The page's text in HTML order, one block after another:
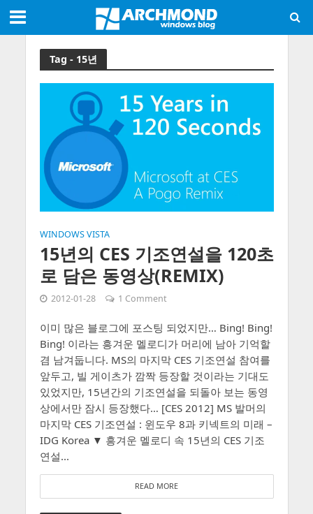
Tag - 15년
WINDOWS VISTA
15년의 CES 기조연설을 120초
로 담은 동영상(REMIX)
2012-01-28 1 Comment
이미 많은 블로그에 포스팅 되었지만… Bing! Bing!
Bing! 이라는 흥겨운 멜로디가 머리에 남아 기억할
겸 남겨둡니다. MS의 마지막 CES 기조연설 참여를
앞두고, 빌 게이츠가 깜짝 등장할 것이라는 기대도
있었지만, 15년간의 기조연설을 되돌아 보는 동영
상에서만 잠시 등장했다… [CES 2012] MS 발머의
마지막 CES 기조연설 : 윈도우 8과 키넥트의 미래 –
IDG Korea ▼ 흥겨운 멜로디 속 15년의 CES 기조
연설...
READ MORE